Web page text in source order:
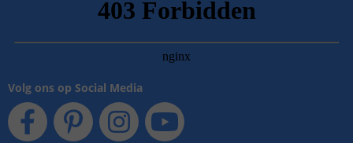
Volg ons op Social Media